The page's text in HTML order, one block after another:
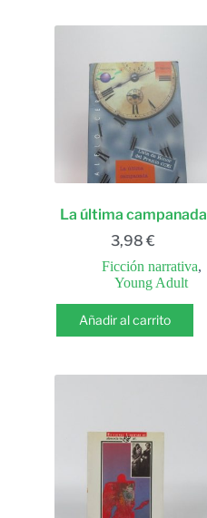
La última campanada
3,98€
Ficción narrativa,
Young Adult
Añadir al carrito